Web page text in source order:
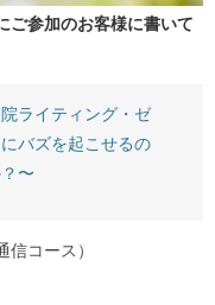
ご参加のお客様に書いて
ライティング・ゼ
バズを起こせるの
〜
コース）